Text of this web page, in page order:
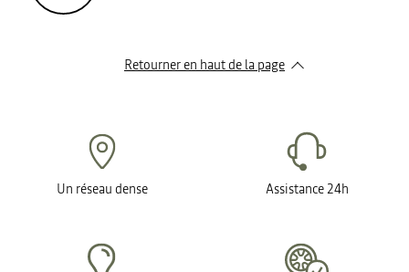
Retourner en haut de la page
Un réseau dense Assistance 24h